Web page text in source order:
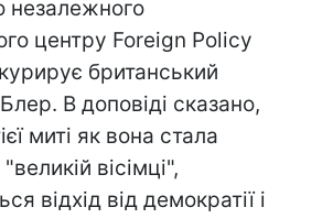
незалежного
центру Foreign Policy
британський
В доповіді сказано,
миті як вона стала
вісімці",
відхід від демократії і